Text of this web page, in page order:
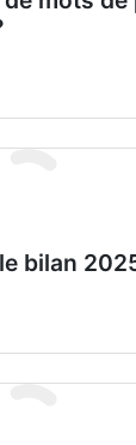
bilan